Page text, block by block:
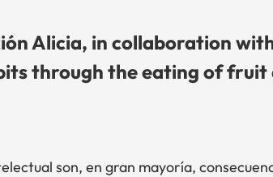
Alicia, in collaboration
through the eating of fruit
son, en gran mayoría,